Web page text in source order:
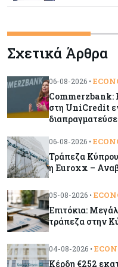
το άλμα 7% –
Κόσμος
Shein: Στα $22-
αποτίμηση
Intelligence
Κύπρος
τηλεφώνημα
Σιτάρι: Άλμα
Θάλασσας –
Σχετικά Άρθρα
06-08-2026 •
Commerzbank:
στη UniCredit
06-08-2026 •
Τράπεζα
η Euroxx –
05-08-2026 •
Επιτόκια:
τράπεζα στην
04-08-2026 •
Κέρδη €252